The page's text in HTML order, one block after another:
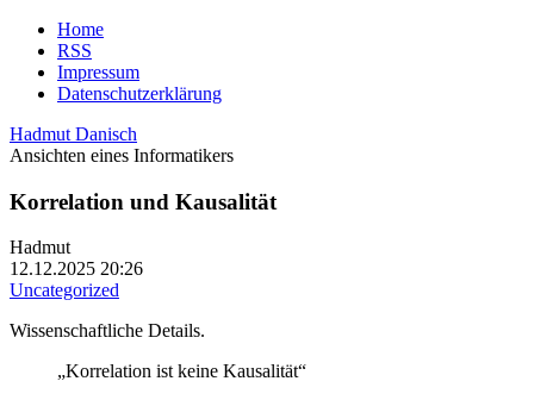
Home
RSS
Impressum
Datenschutzerklärung
Hadmut Danisch
Ansichten eines Informatikers
Korrelation und Kausalität
Hadmut
12.12.2025 20:26
Uncategorized
Wissenschaftliche Details.
„Korrelation ist keine Kausalität“